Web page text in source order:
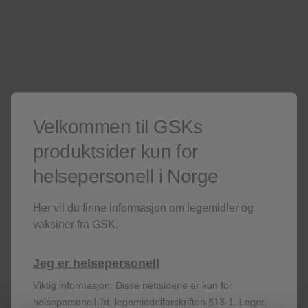
Registrer deg!
Få siste nytt om våre produkter og terapiområder,
Velkommen til GSKs
produktsider kun for
helsepersonell i Norge
Her vil du finne informasjon om legemidler og
vaksiner fra GSK.
Jeg er helsepersonell
Viktig informasjon: Disse nettsidene er kun for
helsepersonell iht. legemiddelforskriften §13-1. Leger,